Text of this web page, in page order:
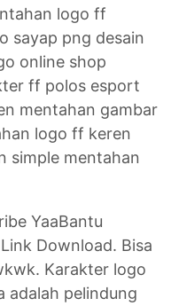
logo ff
sayap png desain
online shop
ff polos esport
mentahan gambar
logo ff keren
simple mentahan
YaaBantu
Download. Bisa
Karakter logo
adalah pelindung